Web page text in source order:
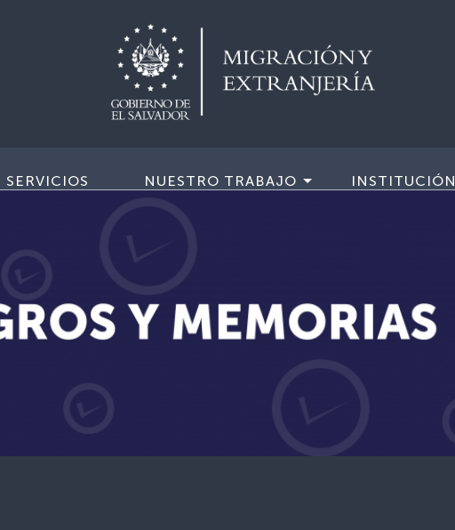
SERVICIOS NUESTRO TRABAJO INSTITUCIÓN